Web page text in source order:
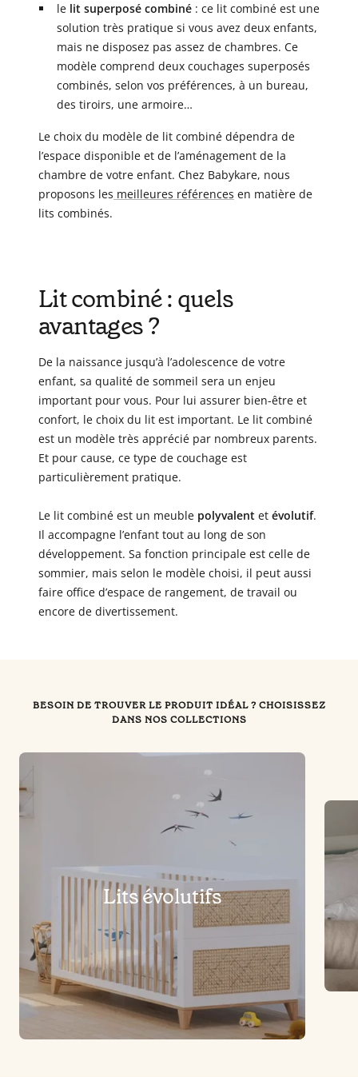
le lit superposé combiné: ce lit combiné est une
solution très pratique si vous avez deux enfants,
mais ne disposez pas assez de chambres. Ce
modèle comprend deux couchages superposés
combinés, selon vos préférences, à un bureau,
des tiroirs, une armoire…
Le choix du modèle de lit combiné dépendra de
l’espace disponible et de l’aménagement de la
chambre de votre enfant. Chez Babykare, nous
proposons les meilleures références en matière de
lits combinés.
Lit combiné : quels
avantages ?
De la naissance jusqu’à l’adolescence de votre
enfant, sa qualité de sommeil sera un enjeu
important pour vous. Pour lui assurer bien-être et
confort, le choix du lit est important. Le lit combiné
est un modèle très apprécié par nombreux parents.
Et pour cause, ce type de couchage est
particulièrement pratique.
Le lit combiné est un meuble polyvalent et évolutif.
Il accompagne l’enfant tout au long de son
développement. Sa fonction principale est celle de
sommier, mais selon le modèle choisi, il peut aussi
faire office d’espace de rangement, de travail ou
encore de divertissement.
BESOIN DE TROUVER LE PRODUIT IDÉAL ? CHOISISSEZ
DANS NOS COLLECTIONS
Lits évolutifs